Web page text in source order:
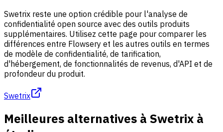
Swetrix reste une option crédible pour l'analyse de
confidentialité open source avec des outils produits
supplémentaires. Utilisez cette page pour comparer les
différences entre Flowsery et les autres outils en termes
de modèle de confidentialité, de tarification,
d'hébergement, de fonctionnalités de revenus, d'API et de
profondeur du produit.
Swetrix
Meilleures alternatives à Swetrix à